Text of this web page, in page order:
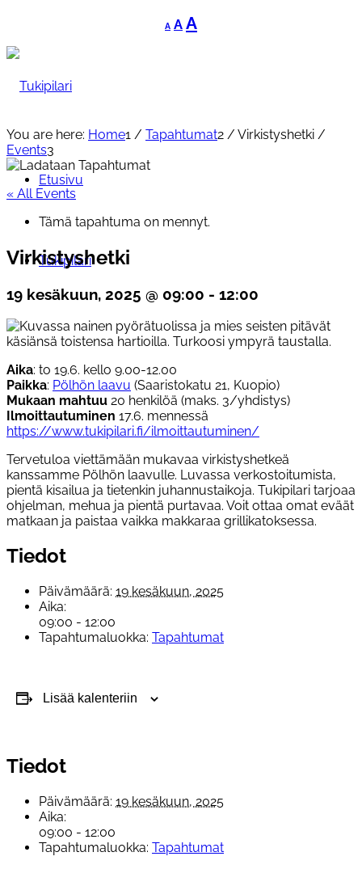
A
Decrease
font
A Reset
font
AIncrease
Etusivu
Tukipilari
You are here: Home1 / Tapahtumat2 / Virkistyshetki /
Events3
« All Events
Tämä tapahtuma on mennyt.
Virkistyshetki
19 kesäkuun, 2025 @ 09:00 - 12:00
Aika: to 19.6. kello 9.00-12.00
Paikka: Pölhön laavu (Saaristokatu 21, Kuopio)
Mukaan mahtuu 20 henkilöä (maks. 3/yhdistys)
Ilmoittautuminen 17.6. mennessä
https://www.tukipilari.fi/ilmoittautuminen/
Tervetuloa viettämään mukavaa virkistyshetkeä
kanssamme Pölhön laavulle. Luvassa verkostoitumista,
pientä kisailua ja tietenkin juhannustaikoja. Tukipilari tarjoaa
ohjelman, mehua ja pientä purtavaa. Voit ottaa omat eväät
matkaan ja paistaa vaikka makkaraa grillikatoksessa.
Tiedot
Päivämäärä: 19 kesäkuun, 2025
Aika:
09:00 - 12:00
Tapahtumaluokka: Tapahtumat
Lisää kalenteriin
Tiedot
Päivämäärä: 19 kesäkuun, 2025
Aika:
09:00 - 12:00
Tapahtumaluokka: Tapahtumat